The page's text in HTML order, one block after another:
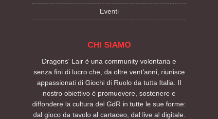
Eventi
CHI SIAMO
Dragons' Lair è una community volontaria e
senza fini di lucro che, da oltre vent’anni, riunisce
appassionati di Giochi di Ruolo da tutta Italia. Il
nostro obiettivo è promuovere, sostenere e
diffondere la cultura del GdR in tutte le sue forme:
dal gioco da tavolo al cartaceo, dal live al digitale.